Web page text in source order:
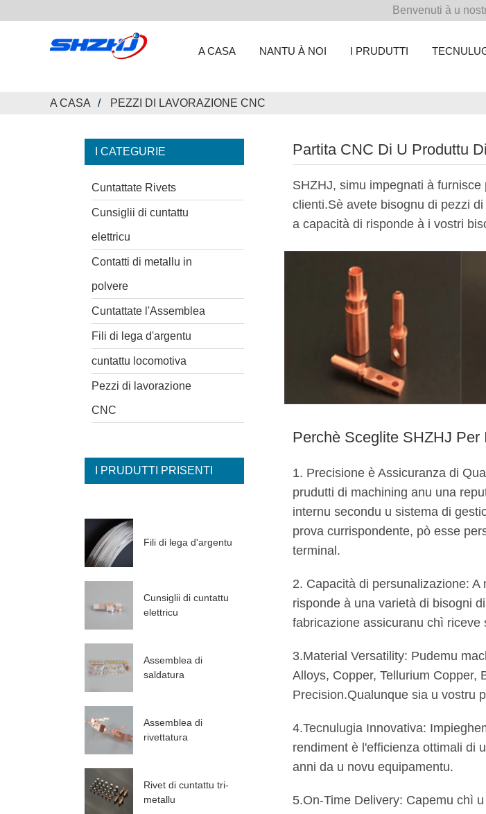
Benvenuti à u
A CASA NANTU À NOI I PRUDUTTI
A CASA PEZZI DI LAVORAZIONE CNC
I CATEGURIE
Cuntattate Rivets
Cunsiglii di cuntattu
elettricu
Contatti di metallu in
polvere
Cuntattate l'Assemblea
Fili di lega d'argentu
cuntattu locomotiva
Pezzi di lavorazione
CNC
I PRUDUTTI PRISENTI
Fili di lega d'argentu
Cunsiglii di cuntattu
elettricu
Assemblea di
saldatura
Assemblea di
rivettatura
Rivet di cuntattu tri-
metallu
Partita CNC Di U Produttu
SHZHJ, simu impegnati à
clienti.Sè avete bisognu di pezzi
a capacità di risponde à i vostri
Perchè Sceglite SHZHJ
1. Precisione è Assicuranza di
prudutti di machining anu una
internu secondu u sistema di
prova currispondente, pò esse
terminal.
2. Capacità di persunalizazione:
risponde à una varietà di bisogni
fabricazione assicuranu chì riceve
3.Material Versatility: Pudemu
Alloys, Copper, Tellurium Copper,
Precision.Qualunque sia u vostru
4.Tecnulugia Innovativa:
rendiment è l'efficienza ottimali di
anni da u novu equipamentu.
5.On-Time Delivery: Capemu chì